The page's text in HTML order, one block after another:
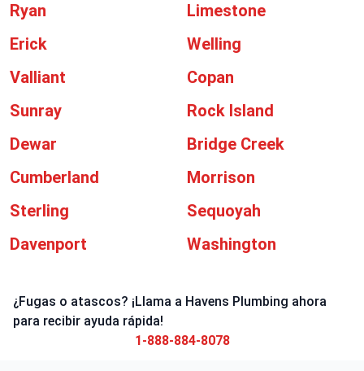
Ryan
Limestone
Erick
Welling
Valliant
Copan
Sunray
Rock Island
Dewar
Bridge Creek
Cumberland
Morrison
Sterling
Sequoyah
Davenport
Washington
¿Fugas o atascos? ¡Llama a Havens Plumbing ahora
para recibir ayuda rápida!
1-888-884-8078